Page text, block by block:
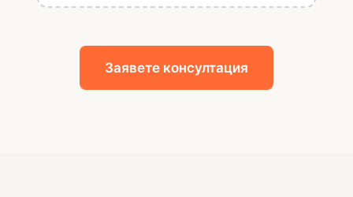
Заявете консултация